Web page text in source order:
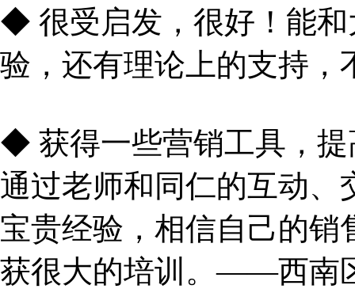
◆ 很受启发，很好！能
验，还有理论上的支持
◆ 获得一些营销工具，
通过老师和同仁的互动、
宝贵经验，相信自己的
获很大的培训。——西南